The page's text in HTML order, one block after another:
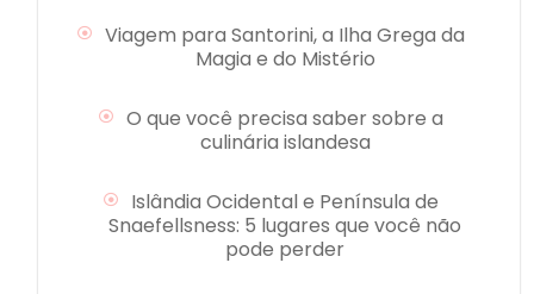
Viagem para Santorini, a Ilha Grega da
Magia e do Mistério
O que você precisa saber sobre a
culinária islandesa
Islândia Ocidental e Península de
Snaefellsness: 5 lugares que você não
pode perder